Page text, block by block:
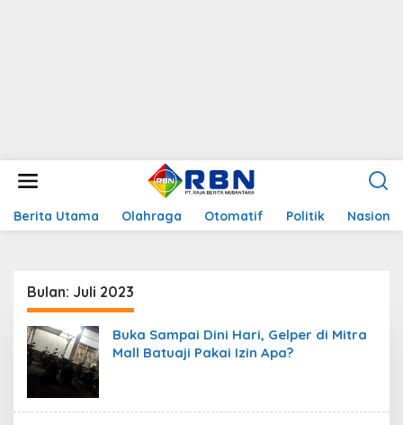
t
Berita Utama Olahraga Otomatif Politik Nasional
Bulan: Juli 2023
Buka Sampai Dini Hari, Gelper di Mitra
Mall Batuaji Pakai Izin Apa?